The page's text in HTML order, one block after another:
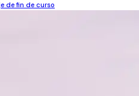
de fin de curso